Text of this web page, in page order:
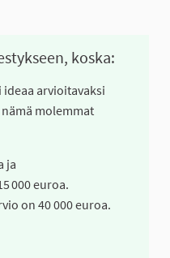
koska:
arvioitavaksi
molemmat
ja
000 euroa.
on 40 000 euroa.